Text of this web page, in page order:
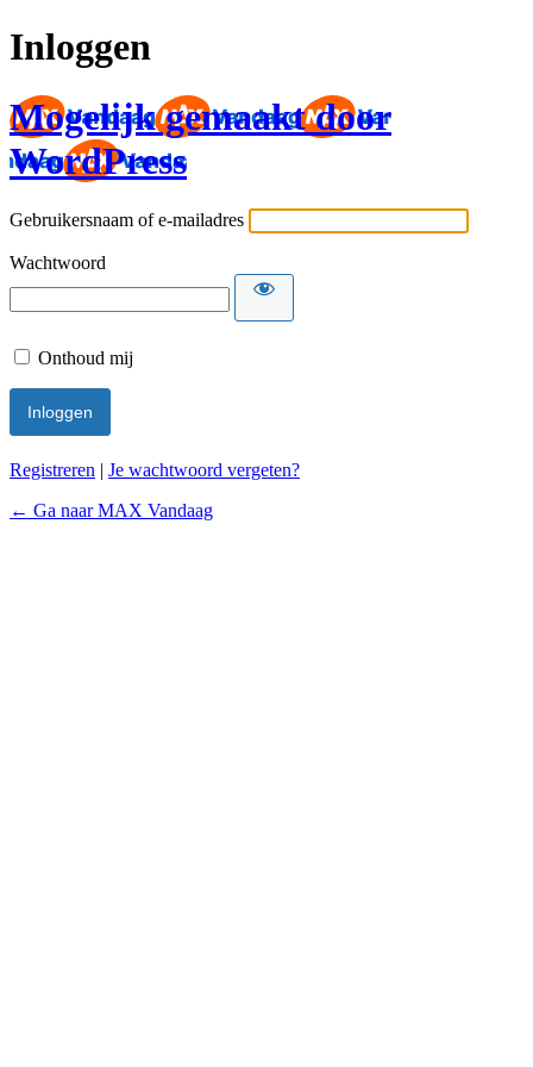
Inloggen
Mogelijk gemaakt door
WordPress
Gebruikersnaam of e-mailadres
Wachtwoord
Onthoud mij
Registreren | Je wachtwoord vergeten?
← Ga naar MAX Vandaag